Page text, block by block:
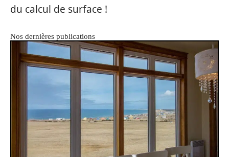
du calcul de surface !
Nos dernières publications